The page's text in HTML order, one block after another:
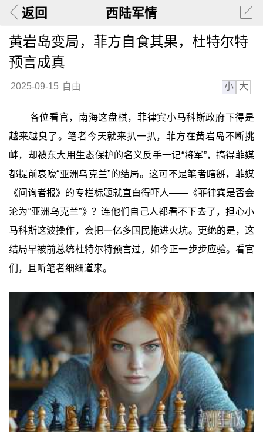
返回 西陆军情
黄岩岛变局，菲方自食其果，杜特尔特
预言成真
2025-09-15 自由 小 大
各位看官，南海这盘棋，菲律宾小马科斯政府下得是
越来越臭了。笔者今天就来扒一扒，菲方在黄岩岛不断挑
衅，却被东大用生态保护的名义反手一记“将军”，搞得菲媒
都提前哀嚎“亚洲乌克兰”的结局。这可不是笔者瞎掰，菲媒
《问询者报》的专栏标题就直白得吓人——《菲律宾是否会
沦为“亚洲乌克兰”》？连他们自己人都看不下去了，担心小
马科斯这波操作，会把一亿多国民拖进火坑。更绝的是，这
结局早被前总统杜特尔特预言过，如今正一步步应验。看官
们，且听笔者细细道来。